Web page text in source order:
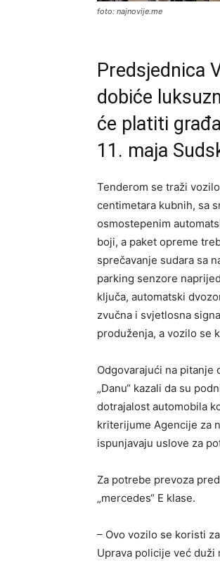
foto: najnovije.me
Predsjednica
dobiće
će platiti
11. maja
Tenderom se traži
centimetara kubnih, sa
osmostepenim
boji, a paket opreme
sprečavanje sudara sa
parking senzore
ključa, automatski
zvučna i svjetlosna
produženja, a vozilo se
Odgovarajući na pitanje
„Danu“ kazali da su
dotrajalost automobila
kriterijume Agencije za
ispunjavaju uslove za
Za potrebe prevoza
„mercedes“ E klase.
– Ovo vozilo se koristi
Uprava policije već